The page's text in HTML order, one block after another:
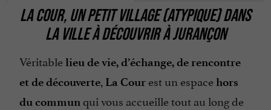
LA COUR, UN PETIT VILLAGE (ATYPIQUE) DANS
LA VILLE À DÉCOUVRIR ÀJURANÇON
Véritablelieu de vie, d’échange, de rencontre
et de découverte, La Cour est un espacehors
du communqui vous accueille tout au long de